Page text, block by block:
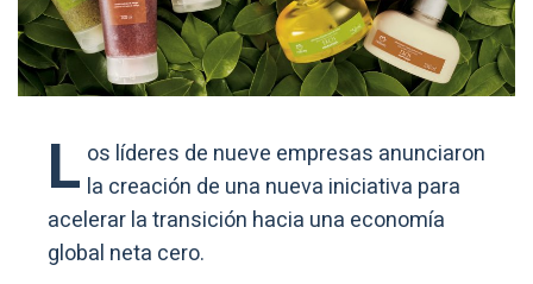
L os líderes de nueve empresas anunciaron
la creación de una nueva iniciativa para
acelerar la transición hacia una economía
global neta cero.